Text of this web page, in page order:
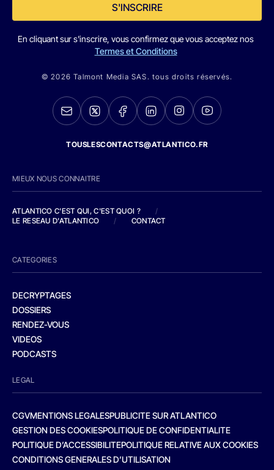
S'INSCRIRE
En cliquant sur s'inscrire, vous confirmez que vous acceptez nos
Termes et Conditions
© 2026 Talmont Media SAS. tous droits réservés.
TOUSLESCONTACTS@ATLANTICO.FR
MIEUX NOUS CONNAITRE
ATLANTICO C'EST QUI, C'EST QUOI ?
/
LE RESEAU D'ATLANTICO
/ CONTACT
CATEGORIES
DECRYPTAGES
DOSSIERS
RENDEZ-VOUS
VIDEOS
PODCASTS
LEGAL
CGVMENTIONS LEGALESPUBLICITE SUR ATLANTICO
GESTION DES COOKIESPOLITIQUE DE CONFIDENTIALITE
POLITIQUE D’ACCESSIBILITEPOLITIQUE RELATIVE AUX COOKIES
CONDITIONS GENERALES D’UTILISATION